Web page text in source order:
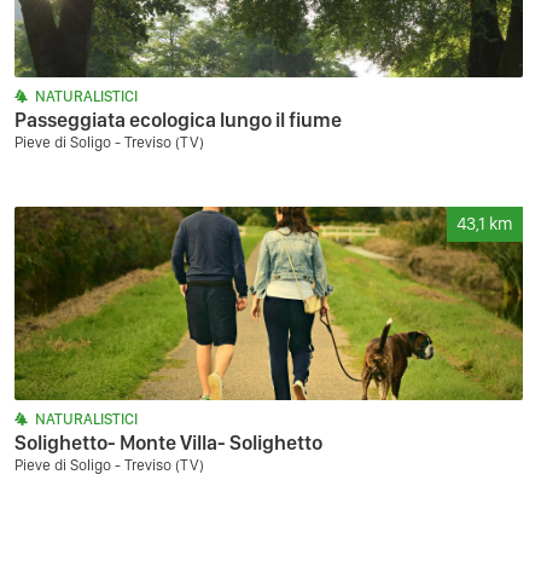
NATURALISTICI
Passeggiata ecologica lungo il fiume
Pieve di Soligo - Treviso (TV)
43,1 km
NATURALISTICI
Solighetto- Monte Villa- Solighetto
Pieve di Soligo - Treviso (TV)